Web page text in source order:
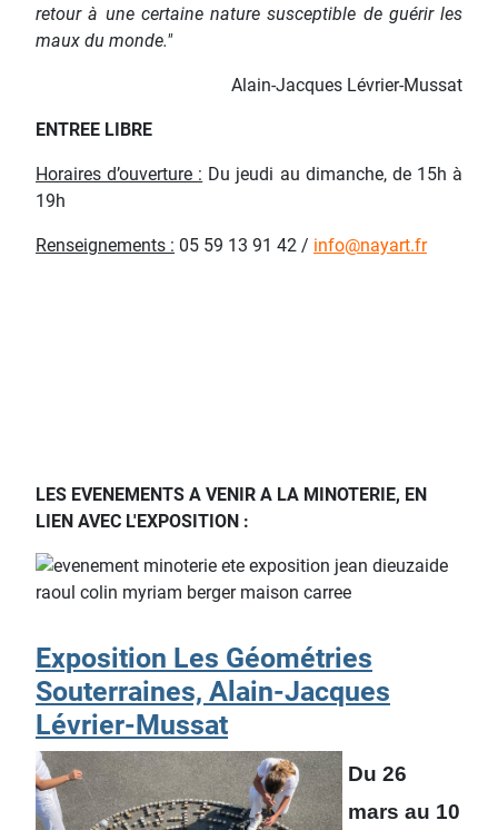
retour à une certaine nature susceptible de guérir les
maux du monde."
Alain-Jacques Lévrier-Mussat
ENTREE LIBRE
Horaires d’ouverture : Du jeudi au dimanche, de 15h à
19h
Renseignements : 05 59 13 91 42 / info@nayart.fr
LES EVENEMENTS A VENIR A LA MINOTERIE, EN
LIEN AVEC L'EXPOSITION :
Exposition Les Géométries
Souterraines, Alain-Jacques
Lévrier-Mussat
Du 26
mars au 10